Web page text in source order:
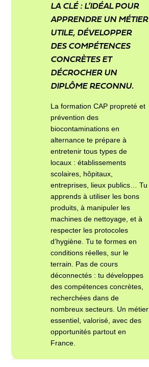
LA CLÉ : L’IDÉAL POUR
APPRENDRE UN MÉTIER
UTILE, DÉVELOPPER
DES COMPÉTENCES
CONCRÈTES ET
DÉCROCHER UN
DIPLÔME RECONNU.
La formation CAP propreté et
prévention des
biocontaminations en
alternance te prépare à
entretenir tous types de
locaux : établissements
scolaires, hôpitaux,
entreprises, lieux publics… Tu
apprends à utiliser les bons
produits, à manipuler les
machines de nettoyage, et à
respecter les protocoles
d’hygiène. Tu te formes en
conditions réelles, sur le
terrain. Pas de cours
déconnectés : tu développes
des compétences concrètes,
recherchées dans de
nombreux secteurs. Un métier
essentiel, valorisé, avec des
opportunités partout en
France.